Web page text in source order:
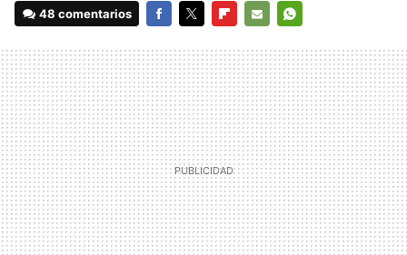
48 comentarios
MAIL